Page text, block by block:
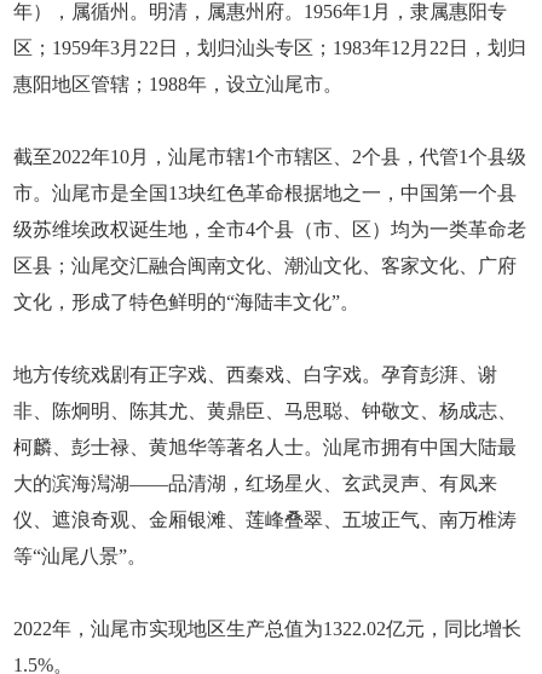
年），属循州。明清，属惠州府。1956年1月，隶属惠阳专
区；1959年3月22日，划归汕头专区；1983年12月22日，划归
惠阳地区管辖；1988年，设立汕尾市。
截至2022年10月，汕尾市辖1个市辖区、2个县，代管1个县级
市。汕尾市是全国13块红色革命根据地之一，中国第一个县
级苏维埃政权诞生地，全市4个县（市、区）均为一类革命老
区县；汕尾交汇融合闽南文化、潮汕文化、客家文化、广府
文化，形成了特色鲜明的“海陆丰文化”。
地方传统戏剧有正字戏、西秦戏、白字戏。孕育彭湃、谢
非、陈炯明、陈其尤、黄鼎臣、马思聪、钟敬文、杨成志、
柯麟、彭士禄、黄旭华等著名人士。汕尾市拥有中国大陆最
大的滨海澙湖——品清湖，红场星火、玄武灵声、有凤来
仪、遮浪奇观、金厢银滩、莲峰叠翠、五坡正气、南万椎涛
等“汕尾八景”。
2022年，汕尾市实现地区生产总值为1322.02亿元，同比增长
1.5%。